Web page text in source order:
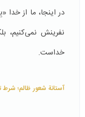
در اینجا، ما از خدا
نفرینش نمی‌کنیم،
خداست.
آستانة شعور ظالم؛ شرط